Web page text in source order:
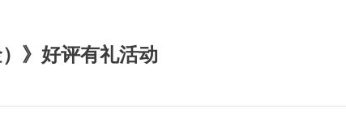
》好评有礼活动